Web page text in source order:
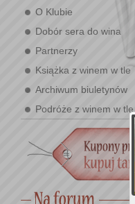
O Klubie
Dobór sera do wina
Partnerzy
Książka z winem w tle
Archiwum biuletynów
Podróże z winem w tle